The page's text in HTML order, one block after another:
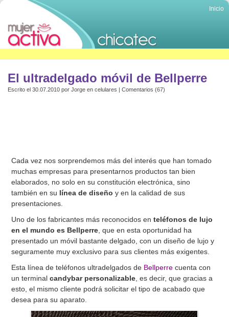
Inicio
El ultradelgado móvil de Bellperre
Escrito el 30.07.2010 por Jorge en celulares | Comentarios (67)
Cada vez nos sorprendemos más del interés que han tomado
muchas empresas para presentarnos productos tan bien
elaborados, no solo en su constitución electrónica, sino
también en su línea de diseño y en la calidad de sus
presentaciones.
Uno de los fabricantes más reconocidos en teléfonos de lujo
en el mundo es Bellperre , que en esta oportunidad ha
presentado un móvil bastante delgado, con un diseño de lujo y
seguramente muy exclusivo para sus clientes más exigentes.
Esta línea de teléfonos ultradelgados de Bellperre cuenta con
un terminalcandybar personalizable , es decir, que gracias a
esto, el mismo cliente podrá solicitar el tipo de acabado que
desea para su aparato.